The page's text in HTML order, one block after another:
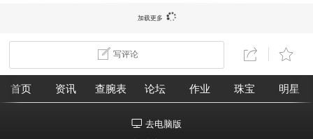
透彻，即使擦拭后仍然有浑浊的感觉
高警惕了。必要时还可以多拿几颗钻石放在一起进行对
看证书，尤其注意Comments
加载更多
写评论
首页 资讯 查腕表 论坛 作业 珠宝 明星
去电脑版